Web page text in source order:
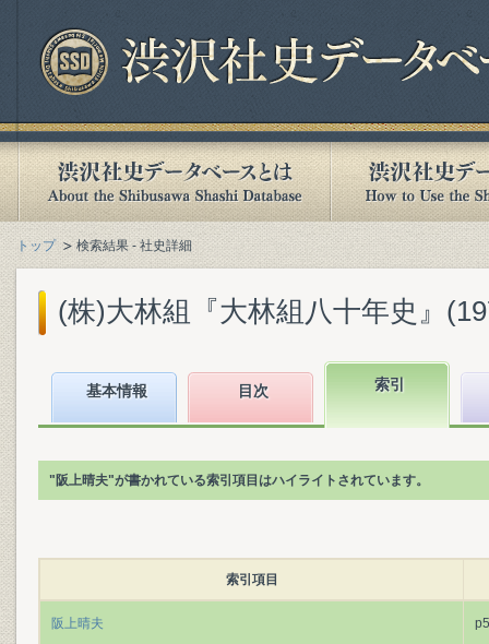
トップ 検索結果 - 社史詳細
(株)大林組『大林組八十年史』
基本情報 目次 索引
"阪上晴夫"が書かれている索引項目はハイライトされています。
索引項目
阪上晴夫